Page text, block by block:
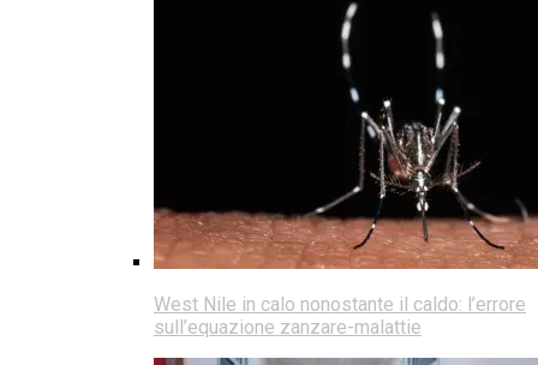
West Nile in calo nonostante il caldo: l’errore
sull’equazione zanzare-malattie